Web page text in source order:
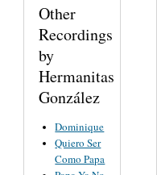
Other
Recordings
by
Hermanitas
González
Dominique
Quiero Ser
Como Papa